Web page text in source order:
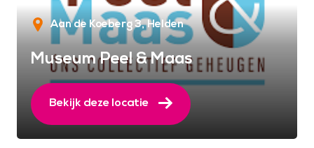
Aan de Koeberg 3 Helden
Museum Peel & Maas
Bekijk deze locatie